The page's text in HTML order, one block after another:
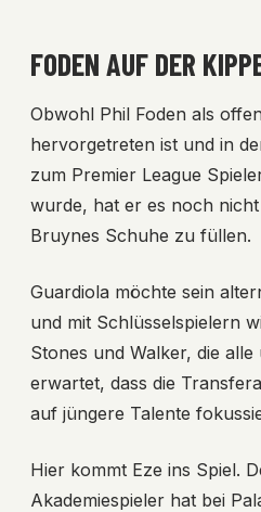
FODEN AUF DER
Obwohl Phil Foden als
hervorgetreten ist und in
zum Premier League
wurde, hat er es noch
Bruynes Schuhe zu füllen.
Guardiola möchte sein
und mit Schlüsselspielern
Stones und Walker, die
erwartet, dass die
auf jüngere Talente
Hier kommt Eze ins Spiel.
Akademiespieler hat bei